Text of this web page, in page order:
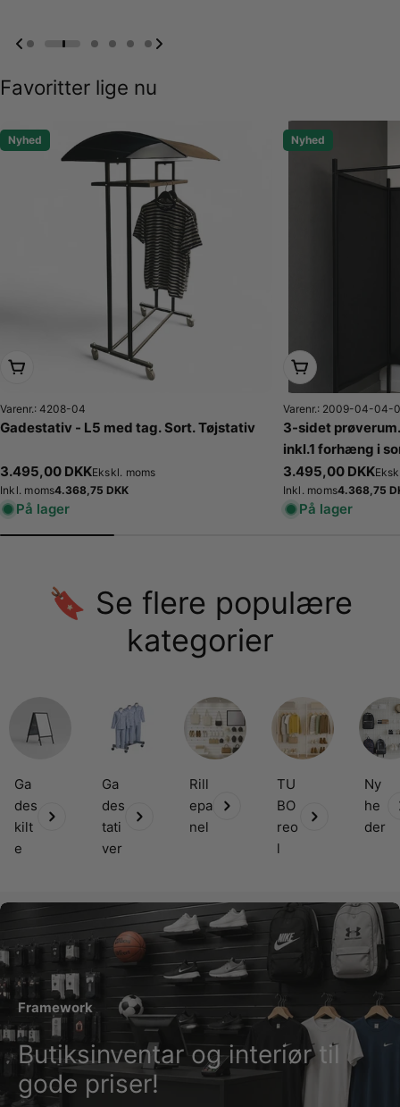
Favoritter lige nu
Nyhed
Læg i kurv
Varenr.: 4208-04
Gadestativ - L5 med tag. Sort. Tøjstativ
Normalpris
3.495,00 DKKEkskl. moms
Inkl. momsNormalpris
4.368,75 DKK
På lager
Nyhed
Læg i kurv
Varenr.: 2009-04-04-
3-sidet
inkl.1 forhæng i
x D100 x H 210
Normalpris
3.495,00 DKK
Inkl. moms4.368,75
På lager
🔖 Se flere populære
kategorier
Ga
des
kilt
e
Ga
des
tati
ver
Rill
epa
nel
TU
BO
reo
l
Ny
he
der
Framework
Butiksinventar og interiør til
gode priser!